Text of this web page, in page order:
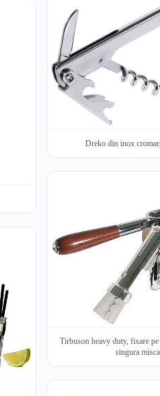
Dreko din inox
Tirbuson heavy duty, fixare
singura